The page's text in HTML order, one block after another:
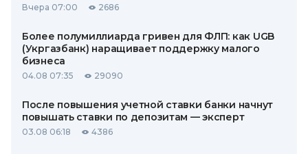
Вчера 07:00 2686
Более полумиллиарда гривен для ФЛП: как UGB
(Укргазбанк) наращивает поддержку малого
бизнеса
04.08 07:35 29090
После повышения учетной ставки банки начнут
повышать ставки по депозитам — эксперт
03.08 06:18 4386